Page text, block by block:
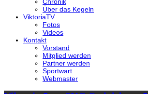
Über das Kegeln
ViktoriaTV
Fotos
Videos
Kontakt
Vorstand
Mitglied werden
Partner werden
Sportwart
Webmaster